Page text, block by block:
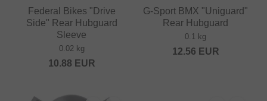
Federal Bikes "Drive
Side" Rear Hubguard
Sleeve
0.02 kg
10.88 EUR
G-Sport BMX "Uniguard"
Rear Hubguard
0.1 kg
12.56 EUR